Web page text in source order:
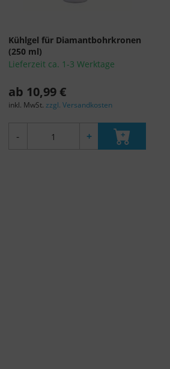
Kühlgel für Diamantbohrkronen
(250 ml)
Lieferzeit ca. 1-3 Werktage
ab 10,99 €
inkl. MwSt.zzgl. Versandkosten
- +